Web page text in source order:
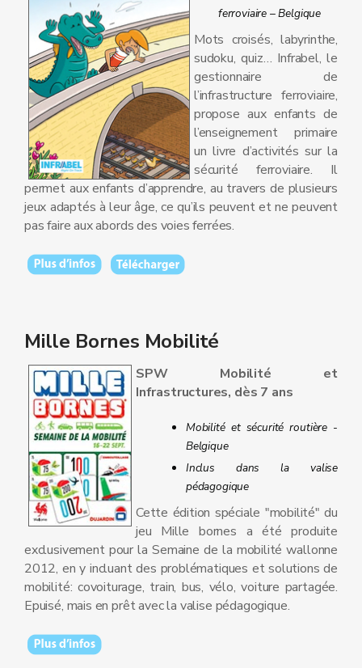
ferroviaire – Belgique
Mots croisés, labyrinthe,
sudoku, quiz… Infrabel, le
gestionnaire de
l’infrastructure ferroviaire,
propose aux enfants de
l’enseignement primaire
un livre d’activités sur la
sécurité ferroviaire. Il
permet aux enfants d’apprendre, au travers de plusieurs
jeux adaptés à leur âge, ce qu’ils peuvent et ne peuvent
pas faire aux abords des voies ferrées.
Mille Bornes Mobilité
SPW Mobilité et
Infrastructures, dès 7 ans
Mobilité et sécurité routière -
Belgique
Inclus dans la valise
pédagogique
Cette édition spéciale "mobilité" du
jeu Mille bornes a été produite
exclusivement pour la Semaine de la mobilité wallonne
2012, en y incluant des problématiques et solutions de
mobilité: covoiturage, train, bus, vélo, voiture partagée.
Epuisé, mais en prêt avec la valise pédagogique.